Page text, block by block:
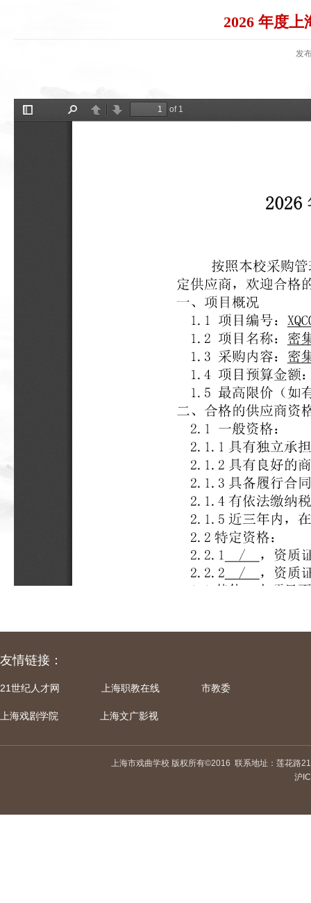
2026 年度
发
友情链接：
21世纪人才网 上海职教在线 市教委
上海戏剧学院 上海文广影视
上海市戏曲学校 版权所有©2016 联系地址：莲花路
沪